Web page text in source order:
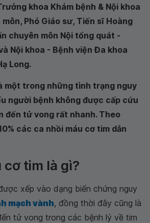
khoa Khám bệnh & Nội khoa
Phó Giáo sư, Tiến sĩ Hoàng
chuyên môn Nội tổng quát -
Nội khoa - Bệnh viện Đa khoa
Long.
một trong những tình trạng nguy
người bệnh không được cấp cứu
đến tử vong rất nhanh. Theo
các ca nhồi máu cơ tim dẫn
cơ tim là gì?
xếp vào dạng biến chứng nguy
mạch vành, đồng thời đây cũng là
tử vong trong các bệnh lý về tim